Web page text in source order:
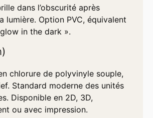
dans l’obscurité après
lumière. Option PVC, équivalent
in the dark ».
chlorure de polyvinyle souple,
Standard moderne des unités
Disponible en 2D, 3D,
ou avec impression.